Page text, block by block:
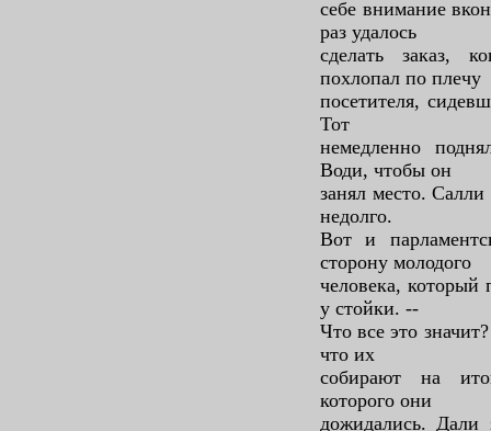
себе внимание
раз удалось
сделать заказ,
похлопал по плечу
посетителя,
Тот
немедленно
Води, чтобы он
занял место.
недолго.
Вот и
сторону молодого
человека, который
у стойки. --
Что все это
что их
собирают на
которого они
дожидались. Дали